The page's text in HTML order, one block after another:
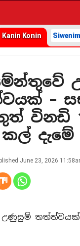
Kanin Konin
–
විනඩි
කල් දැමේ
June 23, 2026
උණුසුම්